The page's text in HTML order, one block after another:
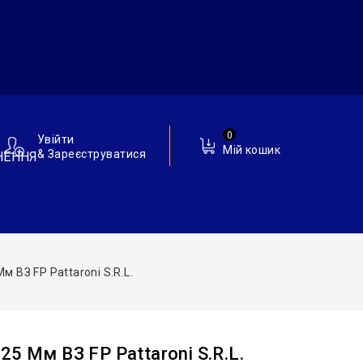
Мій кошик
0
Увійти
& Зареєструватися
ВЗ FP Pattaroni S.r.l.
Мм ВЗ FP Pattaroni S.r.l.